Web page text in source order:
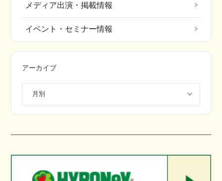
メディア出演・掲載情報
イベント・セミナー情報
アーカイブ